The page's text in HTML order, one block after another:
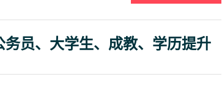
员、大学生、成教、学历提升